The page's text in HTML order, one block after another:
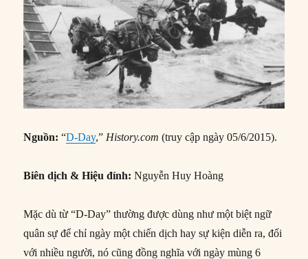
Nguồn: “D-Day,” History.com (truy cập ngày 05/6/2015).
Biên dịch & Hiệu đính: Nguyễn Huy Hoàng
Mặc dù từ “D-Day” thường được dùng như một biệt ngữ
quân sự để chỉ ngày một chiến dịch hay sự kiện diễn ra, đối
với nhiều người, nó cũng đồng nghĩa với ngày mùng 6